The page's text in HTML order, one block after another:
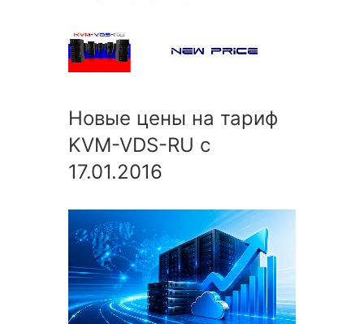
Новые цены на тариф
KVM-VDS-RU с
17.01.2016